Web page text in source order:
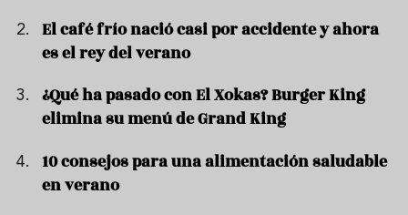
El café frío nació casi por accidente y ahora
es el rey del verano
¿Qué ha pasado con El Xokas? Burger King
elimina su menú de Grand King
10 consejos para una alimentación saludable
en verano